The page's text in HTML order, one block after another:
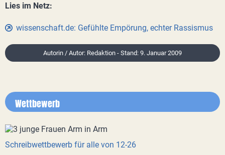
Lies im Netz:
wissenschaft.de: Gefühlte Empörung, echter Rassismus
Autorin / Autor: Redaktion - Stand: 9. Januar 2009
Wettbewerb
Schreibwettbewerb für alle von 12-26